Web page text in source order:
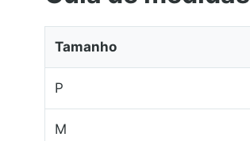
Tamanho
P
M